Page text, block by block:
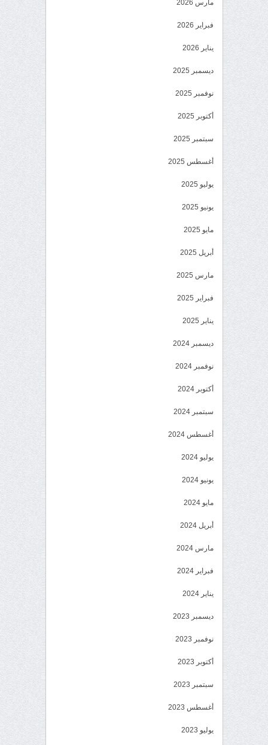
مارس 2026
فبراير 2026
يناير 2026
ديسمبر 2025
نوفمبر 2025
أكتوبر 2025
سبتمبر 2025
أغسطس 2025
يوليو 2025
يونيو 2025
مايو 2025
أبريل 2025
مارس 2025
فبراير 2025
يناير 2025
ديسمبر 2024
نوفمبر 2024
أكتوبر 2024
سبتمبر 2024
أغسطس 2024
يوليو 2024
يونيو 2024
مايو 2024
أبريل 2024
مارس 2024
فبراير 2024
يناير 2024
ديسمبر 2023
نوفمبر 2023
أكتوبر 2023
سبتمبر 2023
أغسطس 2023
يوليو 2023